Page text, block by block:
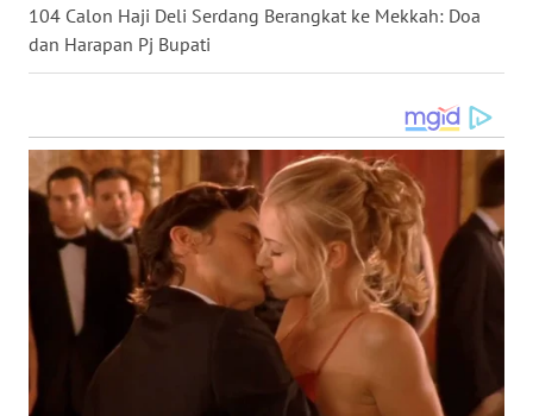
104 Calon Haji Deli Serdang Berangkat ke Mekkah: Doa
dan Harapan Pj Bupati
DANAU
TOBA
WN
LANGKAT
TAPANULI
SELATAN